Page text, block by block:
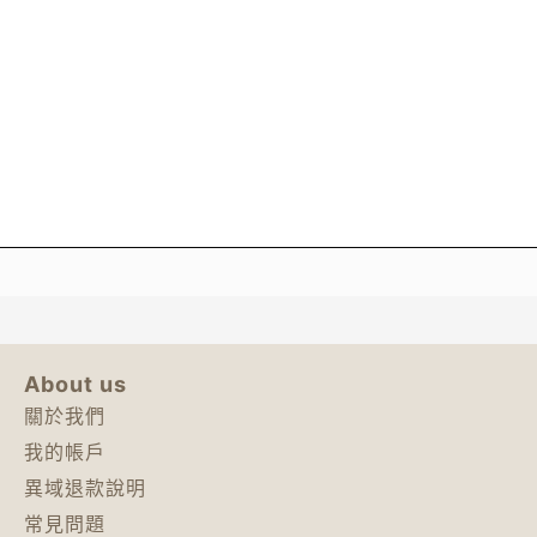
About us
關於我們
我的帳戶
異域退款說明
常見問題